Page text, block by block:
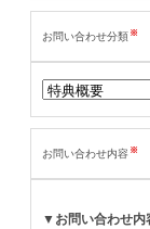
お問い合わせ分類 ※
お問い合わせ内容 ※
▼お問い合わせ内